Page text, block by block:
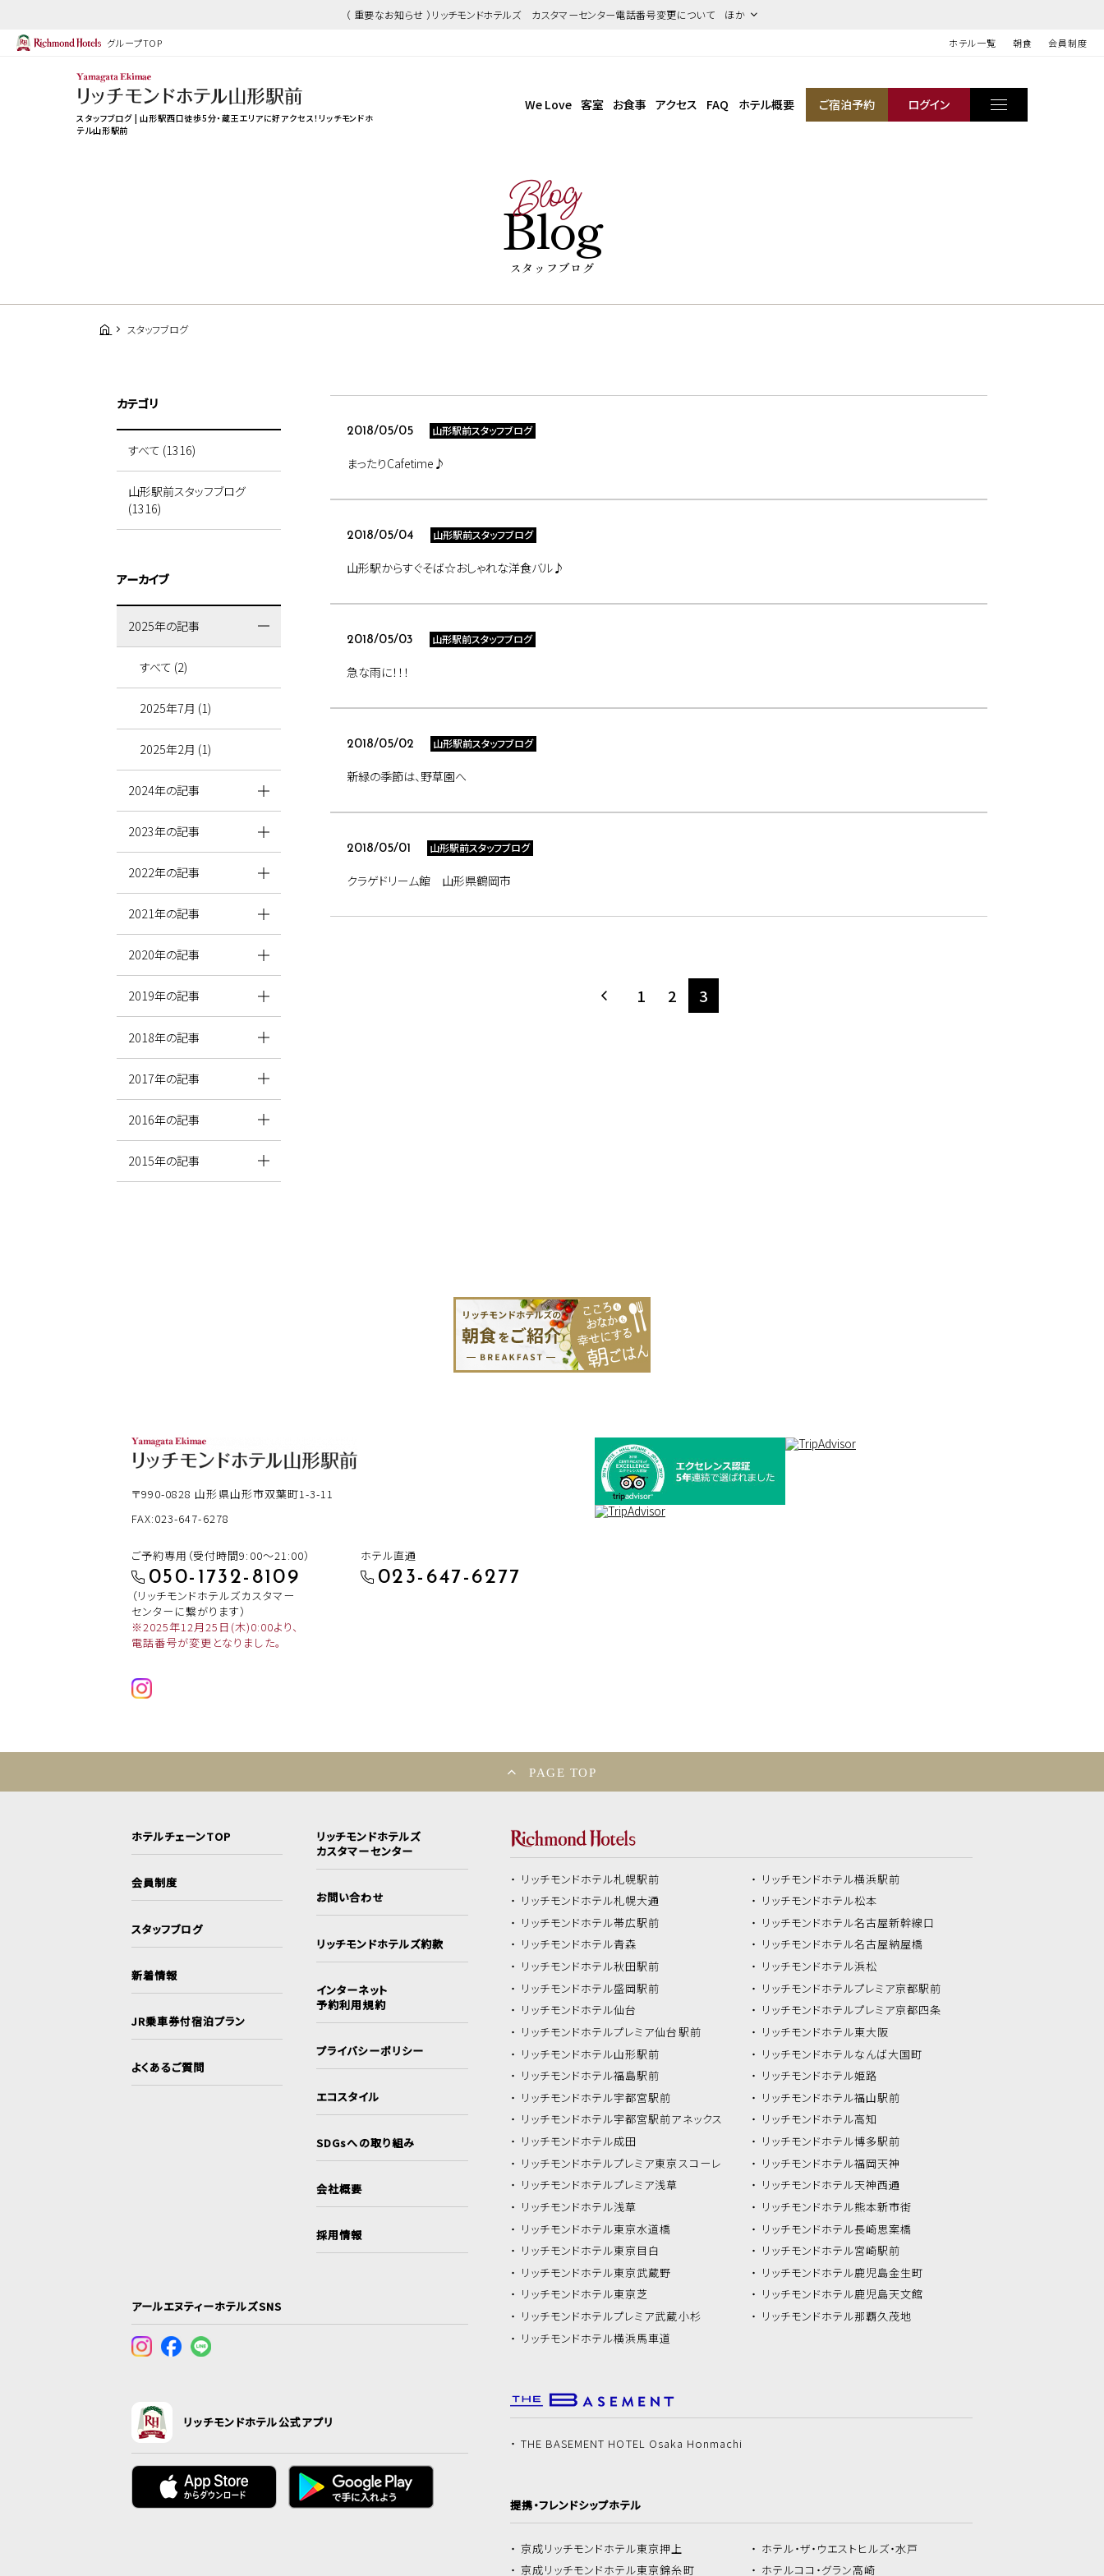
（ 重要なお知らせ ）リッチモンドホテルズ カスタマーセンター電話番号変更について ほか
グループTOP ホテル一覧 朝食 会員制度
スタッフブログ | 山形駅西口徒歩5分・蔵王エリアに好アクセス！リッチモンドホ
テル山形駅前
We Love 客室 お食事 アクセス FAQ ホテル概要 ご宿泊予約 ログイン
Blog
Blog
スタッフブログ
スタッフブログ
2018/05/05 山形駅前スタッフブログ
まったりCafetime♪
2018/05/04 山形駅前スタッフブログ
山形駅からすぐそば☆おしゃれな洋食バル♪
2018/05/03 山形駅前スタッフブログ
急な雨に！！！
2018/05/02 山形駅前スタッフブログ
新緑の季節は、野草園へ
2018/05/01 山形駅前スタッフブログ
クラゲドリーム館 山形県鶴岡市
1 2 3
カテゴリ
すべて (1316)
山形駅前スタッフブログ
(1316)
アーカイブ
2025年の記事
すべて (2)
2025年7月 (1)
2025年2月 (1)
2024年の記事
2023年の記事
2022年の記事
2021年の記事
2020年の記事
2019年の記事
2018年の記事
2017年の記事
2016年の記事
2015年の記事
〒990-0828 山形県山形市双葉町1-3-11
FAX:023-647-6278
ご予約専用（受付時間9:00～21:00）
050-1732-8109
（リッチモンドホテルズカスタマー
センターに繋がります）
※2025年12月25日(木)0:00より、
電話番号が変更となりました。
ホテル直通
023-647-6277
PAGE TOP
ホテルチェーンTOP
会員制度
スタッフブログ
新着情報
JR乗車券付宿泊プラン
よくあるご質問
リッチモンドホテルズ
カスタマーセンター
お問い合わせ
リッチモンドホテルズ約款
インターネット
予約利用規約
プライバシーポリシー
エコスタイル
SDGsへの取り組み
会社概要
採用情報
アールエヌティーホテルズSNS
リッチモンドホテル公式アプリ
リッチモンドホテル札幌駅前
リッチモンドホテル札幌大通
リッチモンドホテル帯広駅前
リッチモンドホテル青森
リッチモンドホテル秋田駅前
リッチモンドホテル盛岡駅前
リッチモンドホテル仙台
リッチモンドホテルプレミア仙台駅前
リッチモンドホテル山形駅前
リッチモンドホテル福島駅前
リッチモンドホテル宇都宮駅前
リッチモンドホテル宇都宮駅前アネックス
リッチモンドホテル成田
リッチモンドホテルプレミア東京スコーレ
リッチモンドホテルプレミア浅草
リッチモンドホテル浅草
リッチモンドホテル東京水道橋
リッチモンドホテル東京目白
リッチモンドホテル東京武蔵野
リッチモンドホテル東京芝
リッチモンドホテルプレミア武蔵小杉
リッチモンドホテル横浜馬車道
リッチモンドホテル横浜駅前
リッチモンドホテル松本
リッチモンドホテル名古屋新幹線口
リッチモンドホテル名古屋納屋橋
リッチモンドホテル浜松
リッチモンドホテルプレミア京都駅前
リッチモンドホテルプレミア京都四条
リッチモンドホテル東大阪
リッチモンドホテルなんば大国町
リッチモンドホテル姫路
リッチモンドホテル福山駅前
リッチモンドホテル高知
リッチモンドホテル博多駅前
リッチモンドホテル福岡天神
リッチモンドホテル天神西通
リッチモンドホテル熊本新市街
リッチモンドホテル長崎思案橋
リッチモンドホテル宮崎駅前
リッチモンドホテル鹿児島金生町
リッチモンドホテル鹿児島天文館
リッチモンドホテル那覇久茂地
THE BASEMENT HOTEL Osaka Honmachi
提携・フレンドシップホテル
京成リッチモンドホテル東京押上 ホテル・ザ・ ウエストヒルズ・水戸
京成リッチモンドホテル東京錦糸町 ホテルココ・グラン高崎